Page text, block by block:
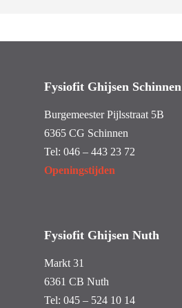
Fysiofit Ghijsen Schinnen
Burgemeester Pijlsstraat 5B
6365 CG Schinnen
Tel: 046 – 443 23 72
Openingstijden
Fysiofit Ghijsen Nuth
Markt 31
6361 CB Nuth
Tel: 045 – 524 10 14